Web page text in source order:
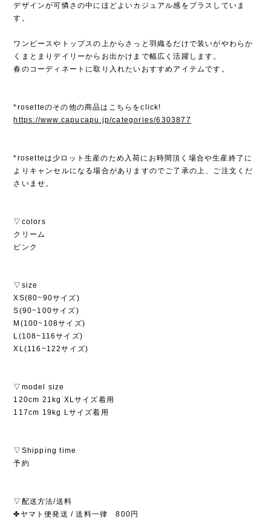
デザインが可憐さの中にほどよいカジュアル感をプラスしていま
す。
ワンピースやトップスの上からさっと羽織るだけで装いがやわらか
くまとまりデイリーからお出かけまで幅広く活躍します。
春のコーディネートに取り入れたいおすすめアイテムです。
*rosetteのその他の商品はこちらをclick!
https://www.capucapu.jp/categories/6303877
*rosetteは少ロット生産のため入荷にお時間頂く場合や生産終了に
よりキャンセルになる場合がありますのでご了承の上、ご注文くだ
さいませ。
▽colors
クリーム
ピンク
▽size
XS(80~90サイズ)
S(90~100サイズ)
M(100~108サイズ)
L(108~116サイズ)
XL(116~122サイズ)
▽model size
120cm 21kg XLサイズ着用
117cm 19kg Lサイズ着用
▽Shipping time
予約
▽配送方法/送料
✤ヤマト便発送 / 送料一律 800円